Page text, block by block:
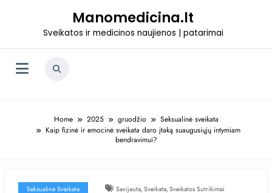
Manomedicina.lt
Sveikatos ir medicinos naujienos | patarimai
Home 2025 gruodžio
Seksualinė sveikata
Kaip fizinė ir emocinė sveikata daro įtaką suaugusiųjų intymiam
bendravimui?
Seksualinė Sveikata Savijauta, Sveikata, Sveikatos Sutrikimai